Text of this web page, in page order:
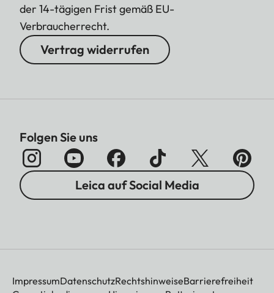
der 14-tägigen Frist gemäß EU-
Verbraucherrecht.
Vertrag widerrufen
Folgen Sie uns
Leica auf Social Media
ImpressumDatenschutzRechtshinweiseBarrierefreiheit